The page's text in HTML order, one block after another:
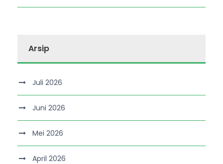
Arsip
Juli 2026
Juni 2026
Mei 2026
April 2026